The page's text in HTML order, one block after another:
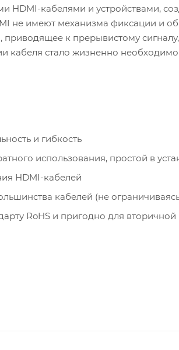
кабелями и устройствами,
не имеют механизма фиксации и
приводящее к прерывистому
кабеля стало жизненно
и гибкость
использования, простой в
HDMI-кабелей
кабелей (не
RoHS и пригодно для